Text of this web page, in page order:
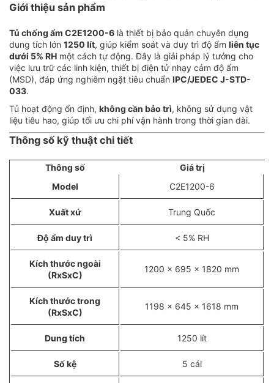
Giới thiệu sản phẩm
Tủ chống ẩm C2E1200-6 là thiết bị bảo quản chuyên dụng
dung tích lớn 1250 lít, giúp kiểm soát và duy trì độ ẩm liên tục
dưới 5% RH một cách tự động. Đây là giải pháp lý tưởng cho
việc lưu trữ các linh kiện, thiết bị điện tử nhạy cảm độ ẩm
(MSD), đáp ứng nghiêm ngặt tiêu chuẩn IPC/JEDEC J-STD-
033.
Tủ hoạt động ổn định, không cần bảo trì, không sử dụng vật
liệu tiêu hao, giúp tối ưu chi phí vận hành trong thời gian dài.
Thông số kỹ thuật chi tiết
Thông số
Giá trị
Model
C2E1200-6
Xuất xứ Trung Quốc
Độ ẩm duy trì < 5% RH
Kích thước ngoài
(RxSxC)
1200 x 695 x 1820 mm
Kích thước trong
(RxSxC)
1198 x 645 x 1618 mm
Dung tích 1250 lít
Số kệ 5 cái